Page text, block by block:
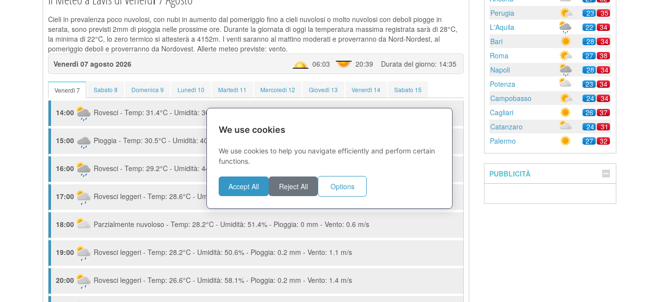
Cieli in prevalenza poco nuvolosi, con nubi in aumento dal pomeriggio fino a cieli nuvolosi o molto nuvolosi con deboli piogge in
serata, sono previsti 2mm di pioggia nelle prossime ore. Durante la giornata di oggi la temperatura massima registrata sarà di 28°C,
la minima di 22°C, lo zero termico si attesterà a 4152m. I venti saranno al mattino moderati e proverranno da Nord-Nordest, al
pomeriggio deboli e proverranno da Nordovest. Allerte meteo previste: vento.
Venerdì 07 agosto 2026
06:03 20:39 Durata del giorno: 14:35
Venerdì 7 Sabato 8 Domenica 9 Lunedì 10 Martedì 11 Mercoledì 12 Giovedì 13 Venerdì 14 Sabato 15
14:00 Rovesci - Temp: 31.4°C - Umidità: 36.6% - Pioggia: 0.4 mm - Vento: 1.7 m/s
15:00 Pioggia - Temp: 30.5°C - Umidità: 40.8% - Pioggia: 0.4 mm - Vento: 2.4 m/s
16:00 Rovesci - Temp: 29.2°C - Umidità: 44.9% - Pioggia: 0.4 mm - Vento: 1.6 m/s
17:00 Rovesci leggeri - Temp: 28.6°C - Umidità: 50.1% - Pioggia: 0.2 mm - Vento: 0.5 m/s
18:00 Parzialmente nuvoloso - Temp: 28.2°C - Umidità: 51.4% - Pioggia: 0 mm - Vento: 0.6 m/s
19:00 Rovesci leggeri - Temp: 28.2°C - Umidità: 50.6% - Pioggia: 0.2 mm - Vento: 1.1 m/s
20:00 Rovesci leggeri - Temp: 26.6°C - Umidità: 58.1% - Pioggia: 0.2 mm - Vento: 1.4 m/s
Perugia
23
35
L'Aquila
22
34
Bari
28
34
Roma
27
38
Napoli
28
34
Potenza
23
34
Campobasso
24
34
Cagliari
26
37
Catanzaro
24
31
Palermo
27 32
PUBBLICITÀ
We use cookies
We use cookies to help you navigate efficiently and perform certain
functions.
Accept All Reject All Options